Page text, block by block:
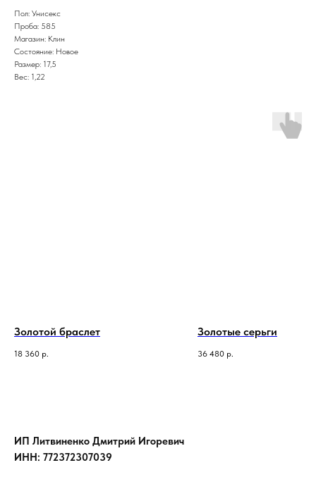
Пол: Унисекс
Проба: 585
Магазин: Клин
Состояние: Новое
Размер: 17,5
Вес: 1,22
Золотой браслет
18 360 р.
Золотые серьги
36 480 р.
ИП Литвиненко Дмитрий Игоревич
ИНН: 772372307039